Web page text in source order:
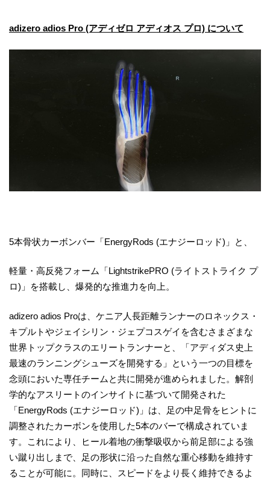
adizero adios Pro (アディゼロ アディオス プロ) について
5本骨状カーボンバー「EnergyRods (エナジーロッド)」と、
軽量・高反発フォーム「LightstrikePRO (ライトストライク プ
ロ)」を搭載し、爆発的な推進力を向上。
adizero adios Proは、ケニア人長距離ランナーのロネックス・
キプルトやジェイシリン・ジェプコスゲイを含むさまざまな
世界トップクラスのエリートランナーと、「アディダス史上
最速のランニングシューズを開発する」という一つの目標を
念頭においた専任チームと共に開発が進められました。解剖
学的なアスリートのインサイトに基づいて開発された
「EnergyRods (エナジーロッド)」は、足の中足骨をヒントに
調整されたカーボンを使用した5本のバーで構成されていま
す。これにより、ヒール着地の衝撃吸収から前足部による強
い蹴り出しまで、足の形状に沿った自然な重心移動を維持す
ることが可能に。同時に、スピードをより長く維持できるよ